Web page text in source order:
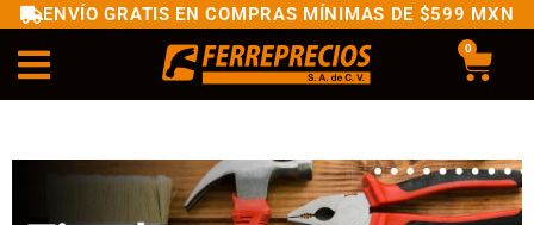
ENVÍO GRATIS EN COMPRAS MÍNIMAS DE $599 MXN
0